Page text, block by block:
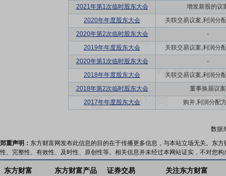
2021年第1次临时股东大会
增发新股的议
2020年年度股东大会
关联交易议案,利润分
2020年第2次临时股东大会
-
2019年年度股东大会
关联交易议案,利润分
2020年第1次临时股东大会
-
2018年年度股东大会
关联交易议案,利润分
2018年第2次临时股东大会
董事换届议案
2017年年度股东大会
购并,利润分配
数据
郑重声明： 东方财富网发布此信息的目的在于传播更多信息，与本站立场无关。东
性、完整性、有效性、及时性、原创性等。相关信息并未经过本网站证实，不对您
东方财富 东方财富产品 证券交易 关注东方财富